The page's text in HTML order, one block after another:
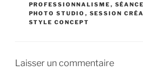
PROFESSIONNALISME ,
PHOTO STUDIO , SESSION
STYLE CONCEPT
Laisser un commentaire